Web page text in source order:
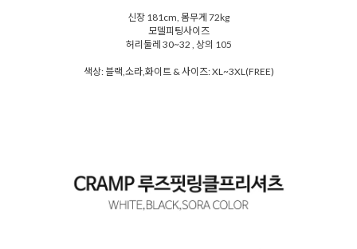
신장 181cm, 몸무게 72kg
모델피팅사이즈
허리둘레 30~32 , 상의 105
색상: 블랙,소라,화이트 & 사이즈: XL~3XL(FREE)